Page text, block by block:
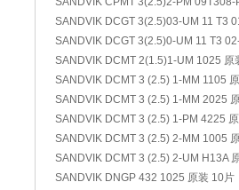
SANDVIK DCGT 3(2.5)03-UM 11 T3
SANDVIK DCGT 3(2.5)0-UM 11 T3
SANDVIK DCMT 2(1.5)1-UM 1025 原
SANDVIK DCMT 3 (2.5) 1-MM 1105
SANDVIK DCMT 3 (2.5) 1-MM 2025
SANDVIK DCMT 3 (2.5) 1-PM 4225
SANDVIK DCMT 3 (2.5) 2-MM 1005
SANDVIK DCMT 3 (2.5) 2-UM H13A
SANDVIK DNGP 432 1025 原装 10片